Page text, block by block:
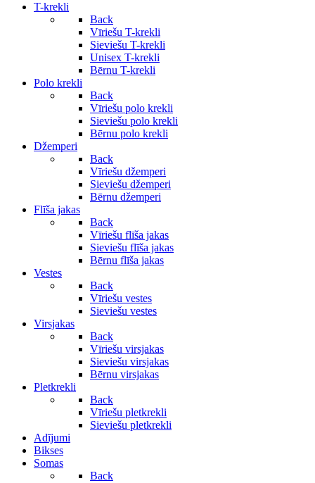
T-krekli
Back
Vīriešu T-krekli
Sieviešu T-krekli
Unisex T-krekli
Bērnu T-krekli
Polo krekli
Back
Vīriešu polo krekli
Sieviešu polo krekli
Bērnu polo krekli
Džemperi
Back
Vīriešu džemperi
Sieviešu džemperi
Bērnu džemperi
Flīša jakas
Back
Vīriešu flīša jakas
Sieviešu flīša jakas
Bērnu flīša jakas
Vestes
Back
Vīriešu vestes
Sieviešu vestes
Virsjakas
Back
Vīriešu virsjakas
Sieviešu virsjakas
Bērnu virsjakas
Pletkrekli
Back
Vīriešu pletkrekli
Sieviešu pletkrekli
Adījumi
Bikses
Somas
Back